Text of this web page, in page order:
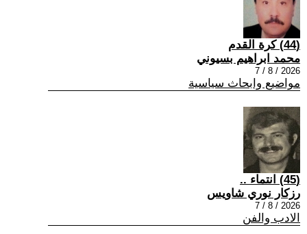
(44) كرة القدم
محمد ابراهيم بسيوني
2026 / 8 / 7
مواضيع وابحاث سياسية
(45) انتماء ..
رزكار نوري شاويس
2026 / 8 / 7
الادب والفن